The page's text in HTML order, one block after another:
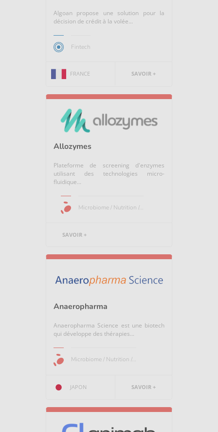
Algoan propose une solution pour la
décision de crédit à la volée...
Fintech
FRANCE SAVOIR +
Allozymes
Plateforme de screening d'enzymes
utilisant des technologies micro-
fluidique...
Microbiome / Nutrition /...
SAVOIR +
Anaeropharma
Anaeropharma Science est une biotech
qui développe des thérapies...
Microbiome / Nutrition /...
JAPON SAVOIR +